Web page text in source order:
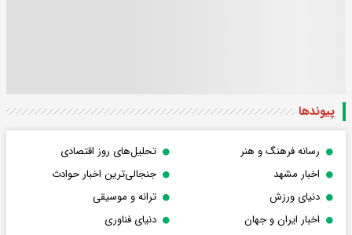
پیوندها
رسانه فرهنگ و هنر
تحلیل‌های روز اقتصادی
اخبار مشهد
جنجالی‌ترین اخبار حوادث
دنیای ورزش
ترانه و موسیقی
اخبار ایران و جهان
دنیای فناوری